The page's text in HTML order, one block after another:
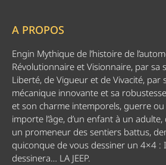
A PROPOS
Engin Mythique de l’histoire de
Révolutionnaire et Visionnaire, par sa
Liberté, de Vigueur et de Vivacité, par
mécanique innovante et sa
et son charme intemporels, guerre
importe l’âge, d’un enfant à un adulte,
un promeneur des sentiers battus,
quiconque de vous dessiner un 4×4 :
dessinera… LA JEEP.